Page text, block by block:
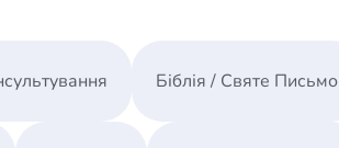
школой.
Біблія / Святе Письмо